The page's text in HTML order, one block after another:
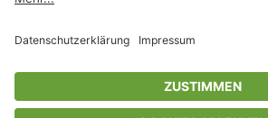
* Streichpreise entsprechen der